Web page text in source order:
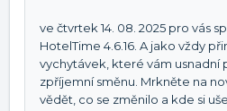
ve čtvrtek 14. 08. 2025 pro vás
HotelTime 4.6.16. A jako vždy
vychytávek, které vám usnadní
zpříjemní směnu. Mrkněte na
vědět, co se změnilo a kde si